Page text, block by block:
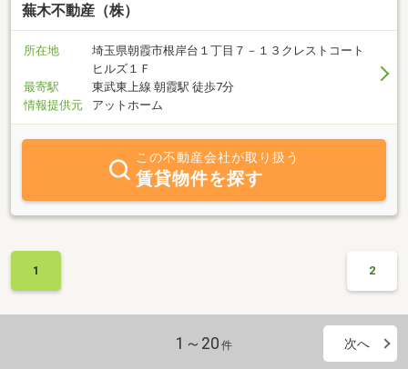
蕪木不動産（株）
所在地
埼玉県朝霞市根岸台１丁目７－１３クレストコート
ヒルズ１Ｆ
最寄駅
東武東上線 朝霞駅 徒歩7分
情報提供元
アットホーム
この不動産会社が取り扱う
賃貸物件を探す
1 2
1～20 件 次へ